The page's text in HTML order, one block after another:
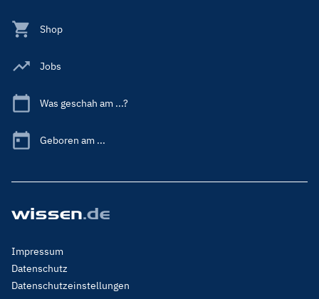
Shop
Jobs
Was geschah am ...?
Geboren am ...
Footer
Menu
Legal
Impressum
Datenschutz
Datenschutzeinstellungen